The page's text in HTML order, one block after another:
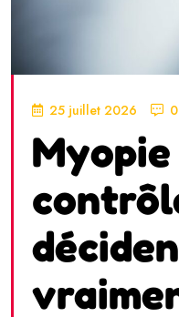
25 juillet 2026